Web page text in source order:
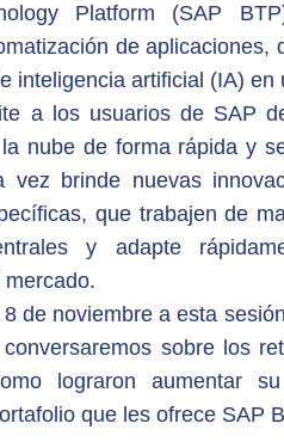
Platform (SAP
de aplicaciones,
inteligencia artificial (IA) en
a los usuarios de SAP
nube de forma rápida y
vez brinde nuevas
que trabajen de
y adapte
de noviembre a esta
sobre los
lograron aumentar
que les ofrece SAP